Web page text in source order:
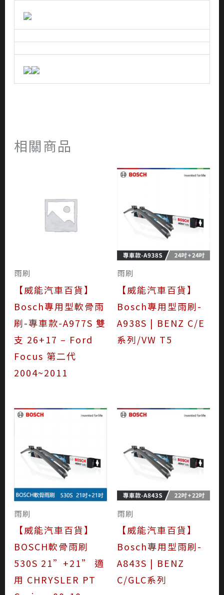
相關商品
雨刷
【威能汽車百貨】
Bosch專用型軟骨雨
刷-專車款-A977S 雙
支 26+17 – Ford
Focus 第二代
2004~2011
雨刷
【威能汽車百貨】
Bosch專用型雨刷-
A938S | BENZ C/E
系列/VW T5
雨刷
【威能汽車百貨】
BOSCH軟骨雨刷
530S 21”+21” 適
用 CHRYSLER PT
雨刷
【威能汽車百貨】
Bosch專用型雨刷-
A843S | BENZ
C/GLC系列